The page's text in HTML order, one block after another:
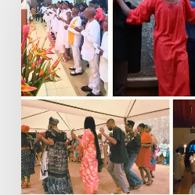
Funerarios
y
Danzas:
Reviviendo
la
Semana
Santa
en